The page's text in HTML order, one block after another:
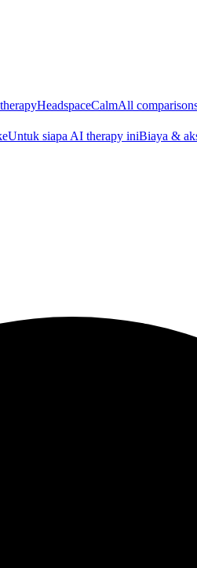
HeadspaceCalmAll
Untuk siapa AI therapy iniBiaya &